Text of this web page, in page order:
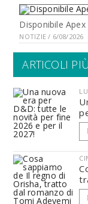
Disponibile
NOTIZIE / 6/08/2026
ARTICOLI